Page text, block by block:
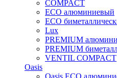
COMPACT
ECO алюминиевый
ECO
Lux
PREMIUM
PREMIUM
VENTIL COMPACT
Oasis
Oasis ECO